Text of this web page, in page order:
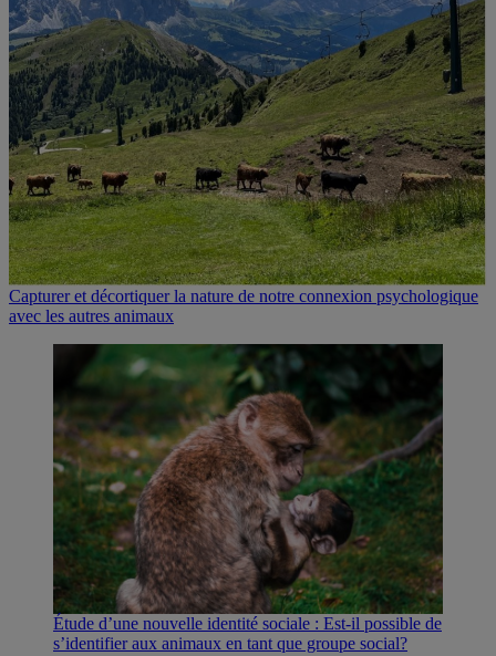
Capturer et décortiquer la nature de notre connexion psychologique
avec les autres animaux
Étude d’une nouvelle identité sociale : Est-il possible de
s’identifier aux animaux en tant que groupe social?